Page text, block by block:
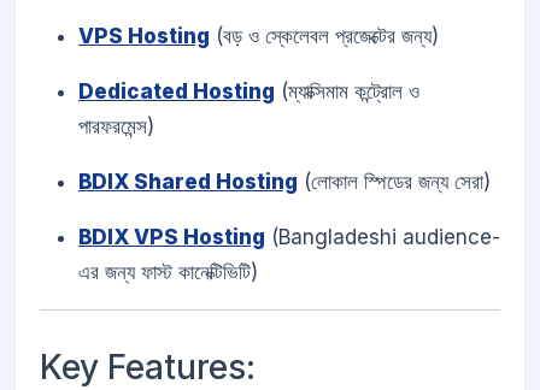
VPS Hosting (বড় ও স্কেলেবল প্রজেক্টের জন্য)
Dedicated Hosting (ম্যাক্সিমাম কন্ট্রোল ও
পারফরমেন্স)
BDIX Shared Hosting (লোকাল স্পিডের জন্য সেরা)
BDIX VPS Hosting (Bangladeshi audience-
এর জন্য ফাস্ট কানেক্টিভিটি)
Key Features: